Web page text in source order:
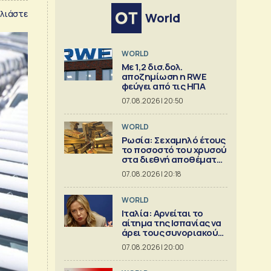
World
WORLD
Με 1,2 δισ.δολ.
αποζημίωση η RWE
φεύγει από τις ΗΠΑ
07.08.2026 | 20:50
WORLD
Ρωσία: Σε χαμηλό έτους
το ποσοστό του χρυσού
στα διεθνή αποθέματα
της Μόσχας
07.08.2026 | 20:18
WORLD
Ιταλία: Αρνείται το
αίτημα της Ισπανίας να
άρει τους συνοριακούς
περιορισμούς
07.08.2026 | 20:00